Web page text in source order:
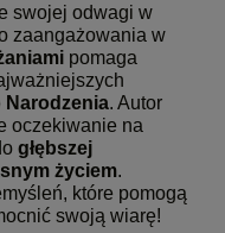
swojej odwagi w
zaangażowania w
pomaga
Narodzenia. Autor
oczekiwanie na
głębszej
życiem.
które pomogą
swoją wiarę!